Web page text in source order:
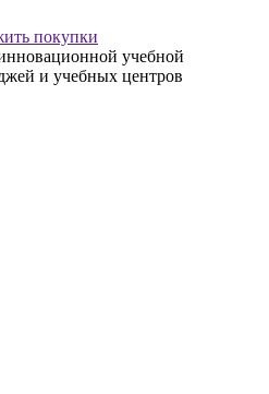
покупки
учебной
и учебных центров